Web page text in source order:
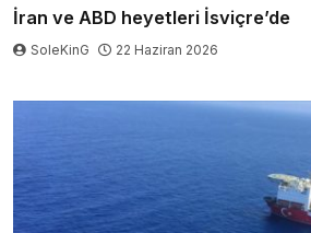
İran ve ABD heyetleri İsviçre’de
SoleKinG 22 Haziran 2026